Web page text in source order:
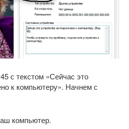
с текстом «Сейчас это
к компьютеру». Начнем с
компьютер.